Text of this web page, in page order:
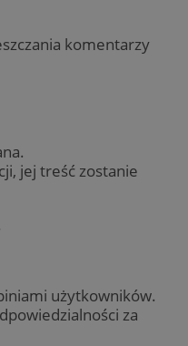
komentarzy
jej treść zostanie
użytkowników.
za